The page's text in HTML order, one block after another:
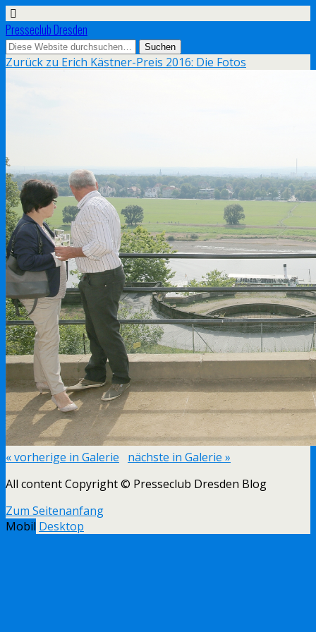
Presseclub Dresden
Zurück zu Erich Kästner-Preis 2016: Die Fotos
« vorherige in Galerie
nächste in Galerie »
All content Copyright © Presseclub Dresden Blog
Zum Seitenanfang
Mobil Desktop